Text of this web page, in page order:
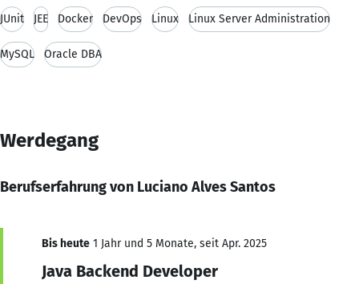
JUnit JEE Docker DevOps Linux Linux Server Administration
MySQL Oracle DBA
Werdegang
Berufserfahrung von Luciano Alves Santos
Bis heute 1 Jahr und 5 Monate, seit Apr. 2025
Java Backend Developer